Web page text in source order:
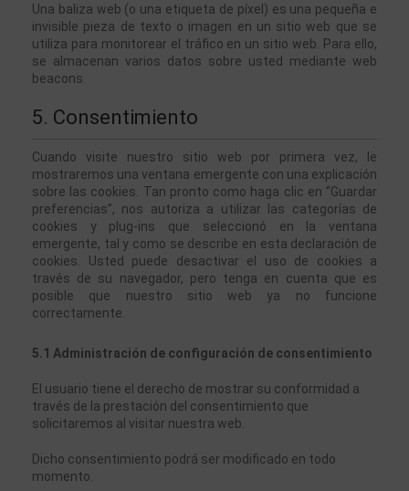
Una baliza web (o una etiqueta de píxel) es una pequeña e
invisible pieza de texto o imagen en un sitio web que se
utiliza para monitorear el tráfico en un sitio web. Para ello,
se almacenan varios datos sobre usted mediante web
beacons.
5. Consentimiento
Cuando visite nuestro sitio web por primera vez, le
mostraremos una ventana emergente con una explicación
sobre las cookies. Tan pronto como haga clic en “Guardar
preferencias”, nos autoriza a utilizar las categorías de
cookies y plug-ins que seleccionó en la ventana
emergente, tal y como se describe en esta declaración de
cookies. Usted puede desactivar el uso de cookies a
través de su navegador, pero tenga en cuenta que es
posible que nuestro sitio web ya no funcione
correctamente.
5.1 Administración de configuración de consentimiento
El usuario tiene el derecho de mostrar su conformidad a
través de la prestación del consentimiento que
solicitaremos al visitar nuestra web.
Dicho consentimiento podrá ser modificado en todo
momento.